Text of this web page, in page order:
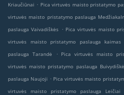
Kriaučiūnai . Pica virtuvės maisto pristatymo
virtuvės maisto pristatymo paslauga
paslauga Vaivadiškės . Pica virtuvės maisto
virtuvės maisto pristatymo paslauga kaimas
paslauga Tarandė
. Pica virtuvės maisto
virtuvės maisto pristatymo paslauga
paslauga Naujoji . Pica virtuvės maisto
virtuvės maisto pristatymo paslauga Leičiai